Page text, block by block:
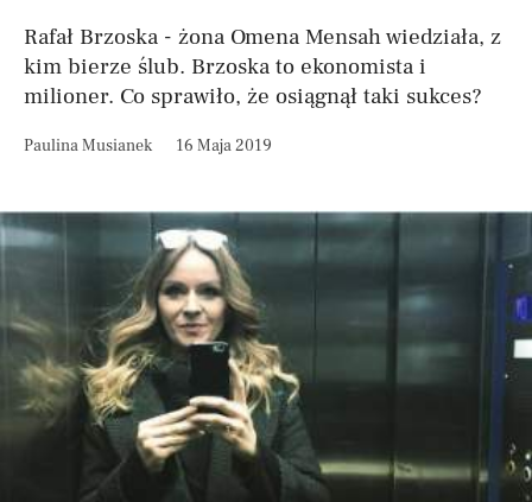
Rafał Brzoska - żona Omena Mensah wiedziała, z
kim bierze ślub. Brzoska to ekonomista i
milioner. Co sprawiło, że osiągnął taki sukces?
Paulina Musianek 16 Maja 2019